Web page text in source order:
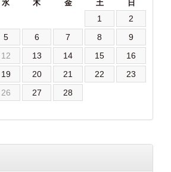
水 木 金 土 日
1
2
5 6 7 8
9
12 13 14 15
16
19 20 21 22
23
26 27
28